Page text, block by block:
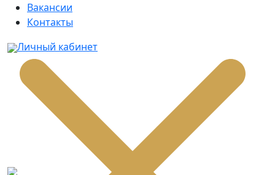
Вакансии
Контакты
Личный кабинет